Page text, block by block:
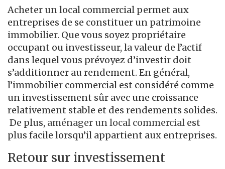
Acheter un local commercial permet aux
entreprises de se constituer un patrimoine
immobilier. Que vous soyez propriétaire
occupant ou investisseur, la valeur de l’actif
dans lequel vous prévoyez d’investir doit
s’additionner au rendement. En général,
l’immobilier commercial est considéré comme
un investissement sûr avec une croissance
relativement stable et des rendements solides.
De plus, aménager un local commercial est
plus facile lorsqu’il appartient aux entreprises.
Retour sur investissement